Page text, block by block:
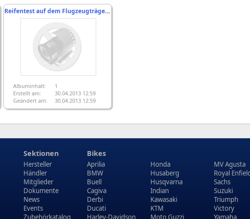
Reifentest auf dem Flugzeugträger: Pirelli Angel GT
Albuminhalt:
1
Erstellt am:
30.04.2013 12:59
Geändert am:
30.04.2013 12:59
Sektionen
Hersteller
Händler
Mitglieder
Dokumente
News
Events
Zubehörkatalog
Bikes
Aprilia
BMW
Buell
Cagiva
Derbi
Ducati
Harley-Davidson
Honda
Husaberg
Husqvarna
Indian
Kawasaki
KTM
Moto Guzzi
MV Agusta
Royal
Sachs
Suzuki
Triumph
Victory
Yamaha